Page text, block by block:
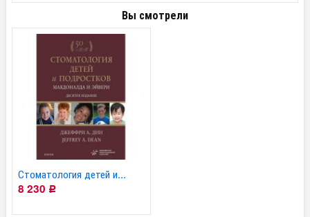
Вы смотрели
Стоматология детей и...
8 230 Р